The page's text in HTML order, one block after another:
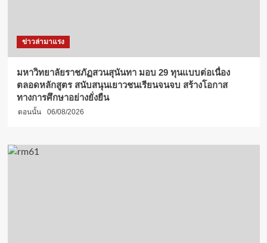
พระบรม
โปรด
เกล้าฯ
ดำรง
ตำแหน่ง
อธิการบดี
ข่าวล่ามาแรง
มหาวิทยาลัยราชภัฏสวนสุนันทา มอบ 29 ทุนแบบต่อเนื่อง
ตลอดหลักสูตร สนับสนุนเยาวชนเรียนจนจบ สร้างโอกาส
ทางการศึกษาอย่างยั่งยืน
ตอนนั้น 06/08/2026